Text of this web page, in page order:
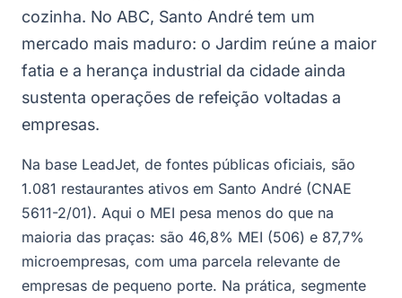
cozinha. No ABC, Santo André tem um
mercado mais maduro: o Jardim reúne a maior
fatia e a herança industrial da cidade ainda
sustenta operações de refeição voltadas a
empresas.
Na base LeadJet, de fontes públicas oficiais, são
1.081 restaurantes ativos em Santo André (CNAE
5611-2/01). Aqui o MEI pesa menos do que na
maioria das praças: são 46,8% MEI (506) e 87,7%
microempresas, com uma parcela relevante de
empresas de pequeno porte. Na prática, segmente